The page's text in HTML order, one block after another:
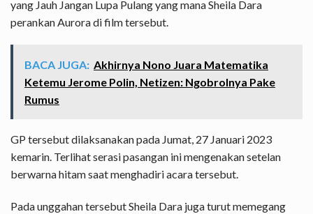
yang Jauh Jangan Lupa Pulang yang mana Sheila Dara
perankan Aurora di film tersebut.
BACA JUGA: Akhirnya Nono Juara Matematika
Ketemu Jerome Polin, Netizen: Ngobrolnya Pake
Rumus
GP tersebut dilaksanakan pada Jumat, 27 Januari 2023
kemarin. Terlihat serasi pasangan ini mengenakan setelan
berwarna hitam saat menghadiri acara tersebut.
Pada unggahan tersebut Sheila Dara juga turut memegang